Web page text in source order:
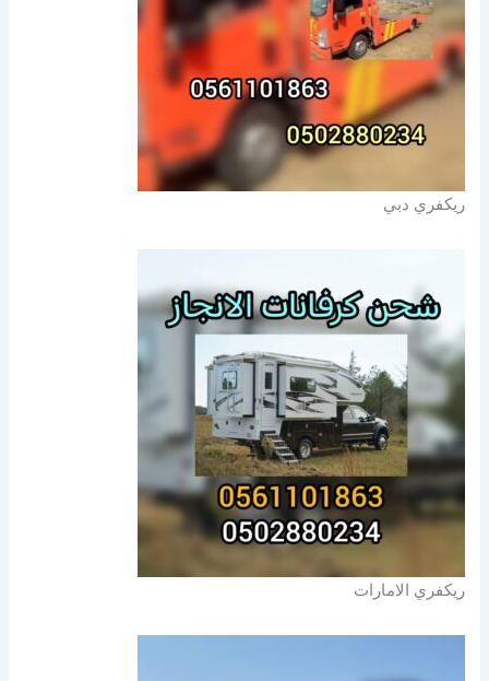
ريكفري دبي
ريكفري الامارات